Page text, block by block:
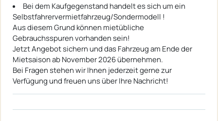
Bei dem Kaufgegenstand handelt es sich um ein
Selbstfahrervermietfahrzeug/Sondermodell !
Aus diesem Grund können mietübliche
Gebrauchsspuren vorhanden sein!
Jetzt Angebot sichern und das Fahrzeug am Ende der
Mietsaison ab November 2026 übernehmen.
Bei Fragen stehen wir Ihnen jederzeit gerne zur
Verfügung und freuen uns über Ihre Nachricht!